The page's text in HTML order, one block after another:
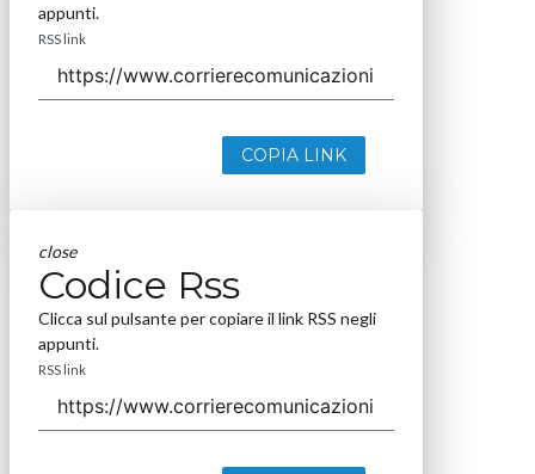
appunti.
RSS link
COPIA LINK
close
Codice Rss
Clicca sul pulsante per copiare il link RSS negli
appunti.
RSS link